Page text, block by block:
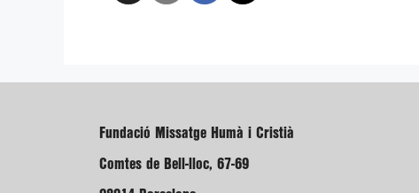
Fundació Missatge Humà i Cristià
Comtes de Bell-lloc, 67-69